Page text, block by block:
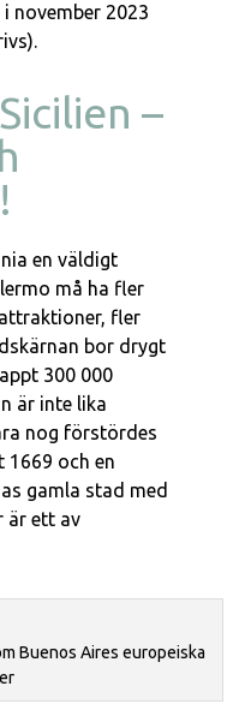
november 2023
–
en väldigt
må ha fler
fler
bor drygt
300 000
är inte lika
nog förstördes
1669 och en
gamla stad med
är ett av
Buenos Aires europeiska